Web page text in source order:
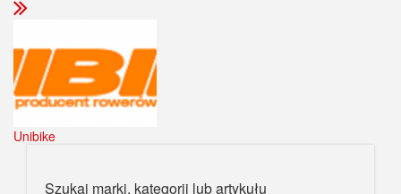
Unibike
Szukaj marki, kategorii lub artykułu